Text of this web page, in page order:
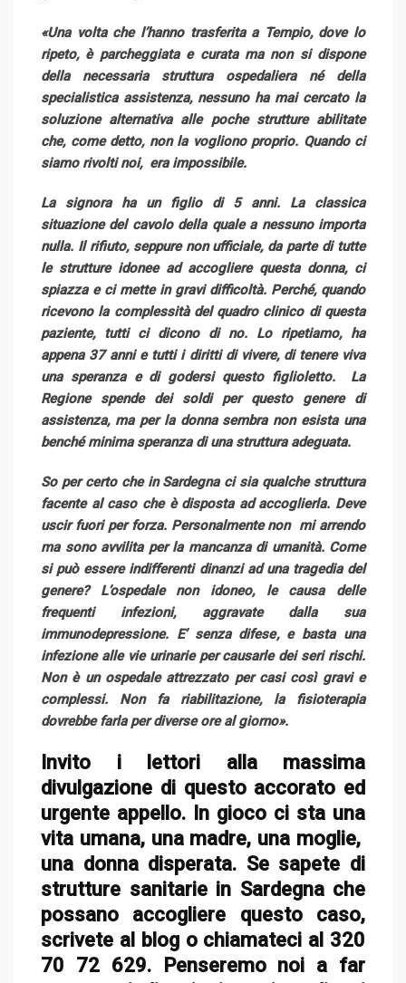
«Una volta che l’hanno trasferita a Tempio, dove lo
ripeto, è parcheggiata e curata ma non si dispone
della necessaria struttura ospedaliera né della
specialistica assistenza, nessuno ha mai cercato la
soluzione alternativa alle poche strutture abilitate
che, come detto, non la vogliono proprio. Quando ci
siamo rivolti noi, era impossibile.
La signora ha un figlio di 5 anni. La classica
situazione del cavolo della quale a nessuno importa
nulla. Il rifiuto, seppure non ufficiale, da parte di tutte
le strutture idonee ad accogliere questa donna, ci
spiazza e ci mette in gravi difficoltà. Perché, quando
ricevono la complessità del quadro clinico di questa
paziente, tutti ci dicono di no. Lo ripetiamo, ha
appena 37 anni e tutti i diritti di vivere, di tenere viva
una speranza e di godersi questo figlioletto. La
Regione spende dei soldi per questo genere di
assistenza, ma per la donna sembra non esista una
benché minima speranza di una struttura adeguata.
So per certo che in Sardegna ci sia qualche struttura
facente al caso che è disposta ad accoglierla. Deve
uscir fuori per forza. Personalmente non mi arrendo
ma sono avvilita per la mancanza di umanità. Come
si può essere indifferenti dinanzi ad una tragedia del
genere? L’ospedale non idoneo, le causa delle
frequenti infezioni, aggravate dalla sua
immunodepressione. E’ senza difese, e basta una
infezione alle vie urinarie per causarle dei seri rischi.
Non è un ospedale attrezzato per casi così gravi e
complessi. Non fa riabilitazione, la fisioterapia
dovrebbe farla per diverse ore al giorno».
Invito i lettori alla massima
divulgazione di questo accorato ed
urgente appello. In gioco ci sta una
vita umana, una madre, una moglie,
una donna disperata. Se sapete di
strutture sanitarie in Sardegna che
possano accogliere questo caso,
scrivete al blog o chiamateci al 320
70 72 629. Penseremo noi a far